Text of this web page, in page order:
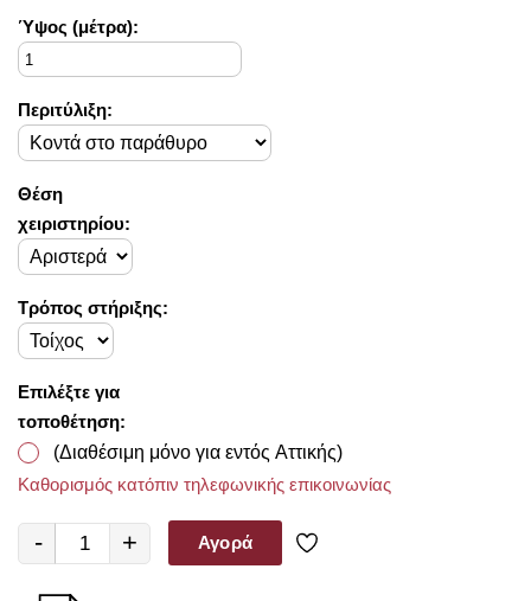
Στο Decorama Home έχουμε ως στόχο να χαρίσουμε χρώμα και
ασύγκριτο στυλ στο προσωπικό σας χώρο και να τον αναδείξουμε
με τον πιο όμορφο τρόπο!
Ύψος (μέτρα):
Περιτύλιξη:
Θέση
χειριστηρίου:
Τρόπος στήριξης:
Επιλέξτε για
τοποθέτηση:
(Διαθέσιμη μόνο για εντός Αττικής)
Καθορισμός κατόπιν τηλεφωνικής επικοινωνίας
- + Αγορά